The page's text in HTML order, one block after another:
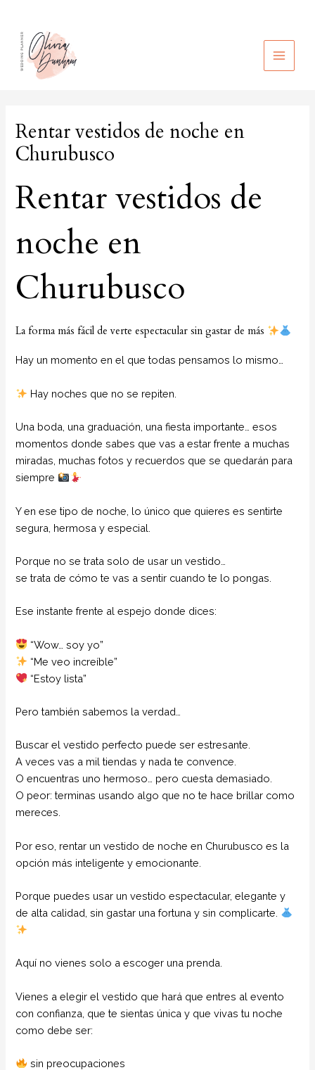
contenido
MAIN
Rentar vestidos de noche en
Churubusco
Rentar vestidos de
noche en
Churubusco
La forma más fácil de verte espectacular sin gastar de más
Hay un momento en el que todas pensamos lo mismo…
Hay noches que no se repiten.
Una boda, una graduación, una fiesta importante… esos
momentos donde sabes que vas a estar frente a muchas
miradas, muchas fotos y recuerdos que se quedarán para
siempre
Y en ese tipo de noche, lo único que quieres es sentirte
segura, hermosa y especial.
Porque no se trata solo de usar un vestido…
se trata de cómo te vas a sentir cuando te lo pongas.
Ese instante frente al espejo donde dices:
“Wow… soy yo”
“Me veo increíble”
“Estoy lista”
Pero también sabemos la verdad…
Buscar el vestido perfecto puede ser estresante.
A veces vas a mil tiendas y nada te convence.
O encuentras uno hermoso… pero cuesta demasiado.
O peor: terminas usando algo que no te hace brillar como
mereces.
Por eso, rentar un vestido de noche en Churubusco es la
opción más inteligente y emocionante.
Porque puedes usar un vestido espectacular, elegante y
de alta calidad, sin gastar una fortuna y sin complicarte.
Aquí no vienes solo a escoger una prenda.
Vienes a elegir el vestido que hará que entres al evento
con confianza, que te sientas única y que vivas tu noche
como debe ser:
sin preocupaciones